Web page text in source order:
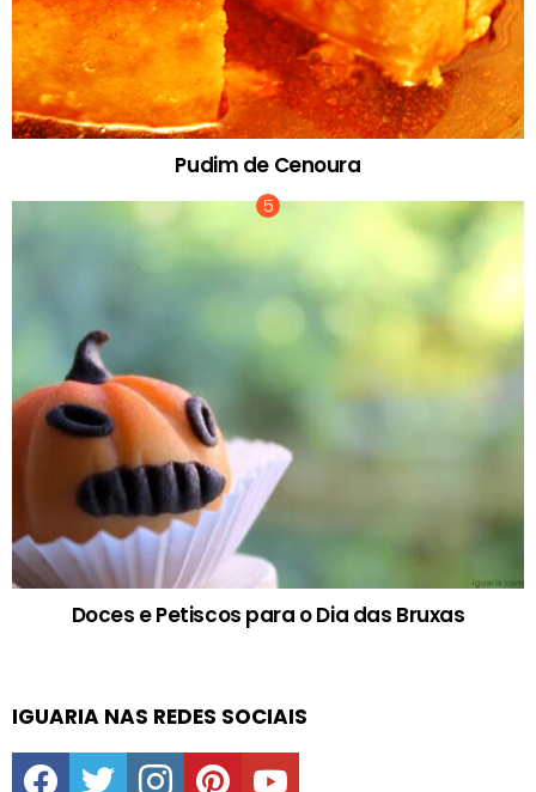
Pudim de Cenoura
Doces e Petiscos para o Dia das Bruxas
IGUARIA NAS REDES SOCIAIS
facebooktwitter instagrampinterestyoutube